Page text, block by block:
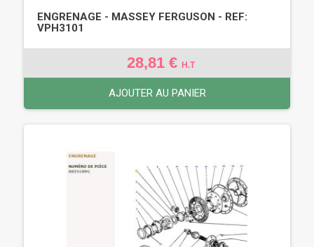
ENGRENAGE - MASSEY FERGUSON - REF:
VPH3101
28,81 € H.T
AJOUTER AU PANIER